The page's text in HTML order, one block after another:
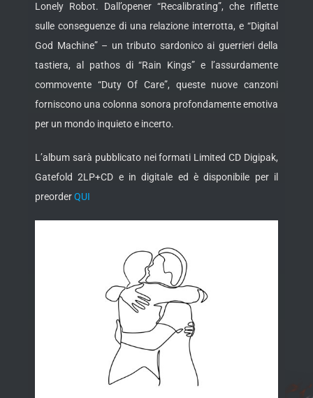
Lonely Robot. Dall’opener “Recalibrating”, che riflette
sulle conseguenze di una relazione interrotta, e “Digital
God Machine” – un tributo sardonico ai guerrieri della
tastiera, al pathos di “Rain Kings” e l’assurdamente
commovente “Duty Of Care”, queste nuove canzoni
forniscono una colonna sonora profondamente emotiva
per un mondo inquieto e incerto.
L’album sarà pubblicato nei formati Limited CD Digipak,
Gatefold 2LP+CD e in digitale ed è disponibile per il
preorderQUI